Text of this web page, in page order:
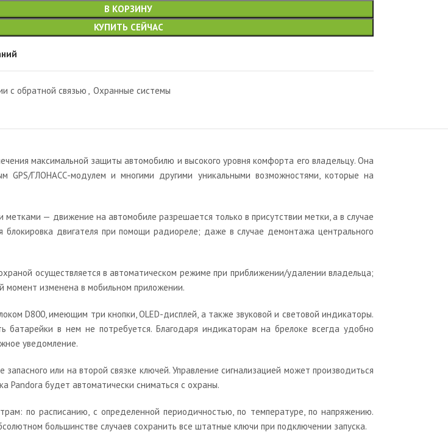
В КОРЗИНУ
КУПИТЬ СЕЙЧАС
с обратной связью , Охранные системы
максимальной защиты автомобилю и высокого уровня комфорта его владельцу. Она
GPS/ГЛОНАСС-модулем и многими другими уникальными возможностями, которые на
— движение на автомобиле разрешается только в присутствии метки, а в случае
двигателя при помощи радиореле; даже в случае демонтажа центрального
осуществляется в автоматическом режиме при приближении/удалении владельца;
момент изменена в мобильном приложении.
D800, имеющим три кнопки, OLED-дисплей, а также звуковой и световой индикаторы.
в нем не потребуется. Благодаря индикаторам на брелоке всегда удобно
уведомление.
или на второй связке ключей. Управление сигнализацией может производиться
Pandora будет автоматически сниматься с охраны.
по расписанию, с определенной периодичностью, по температуре, по напряжению.
большинстве случаев сохранить все штатные ключи при подключении запуска.